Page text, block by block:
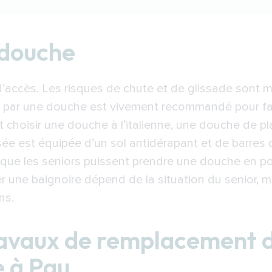
remplacement d’une baignoire par une douche
Les risques de chute et de glissade sont
par une douche est vivement recommandé pour
une douche à l’italienne, une douche de
est équipée d’un sol antidérapant et de barres
les seniors puissent prendre une douche en
une baignoire dépend de la situation du senior,
de remplacement